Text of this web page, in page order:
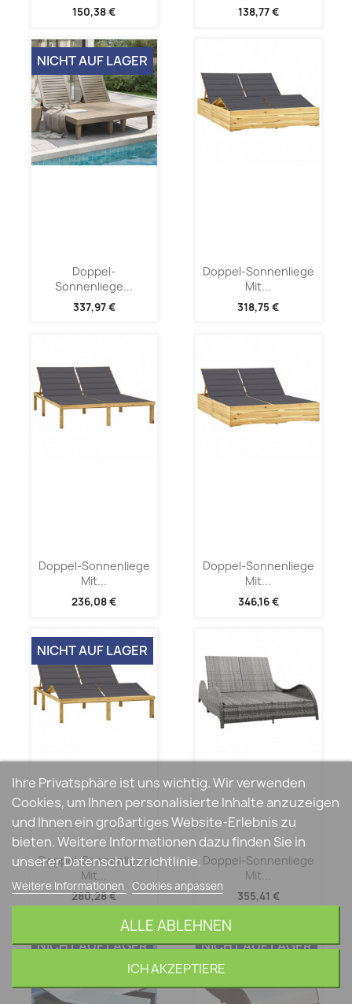
150,38 € 138,77 €
Doppel-
Sonnenliege...
337,97 €
NICHT AUF LAGER
Doppel-Sonnenliege
Mit...
318,75 €
Doppel-Sonnenliege
Mit...
236,08 €
Doppel-Sonnenliege
Mit...
346,16 €
Doppel-Sonnenliege
Mit...
280,28 €
NICHT AUF LAGER
Doppel-Sonnenliege
Mit...
355,41 €
NICHT AUF LAGER NICHT AUF LAGER
Ihre Privatsphäre ist uns wichtig. Wir verwenden
Cookies, um Ihnen personalisierte Inhalte anzuzeigen
und Ihnen ein großartiges Website-Erlebnis zu
bieten. Weitere Informationen dazu finden Sie in
unserer Datenschutzrichtlinie.
Weitere Informationen Cookies anpassen
ALLE ABLEHNEN
ICH AKZEPTIERE